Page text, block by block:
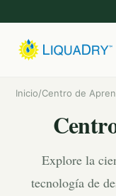
Inicio/Centro de
Explore la
tecnología de